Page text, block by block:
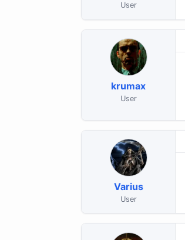
User
krumax
User
Varius
User